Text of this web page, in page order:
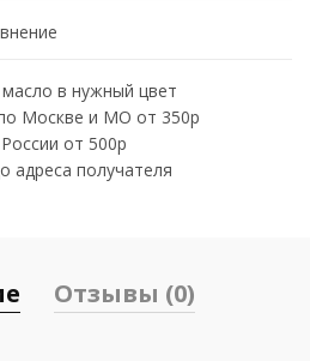
в нужный цвет
Москве и МО от 350р
от 500р
адреса получателя
Отзывы (0)